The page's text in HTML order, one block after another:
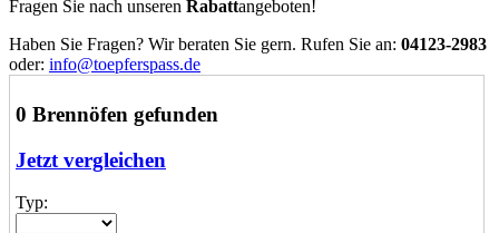
Fragen Sie nach unseren Rabattangeboten!
Haben Sie Fragen? Wir beraten Sie gern. Rufen Sie an: 04123-2983
oder: info@toepferspass.de
0 Brennöfen gefunden
Jetzt vergleichen
Typ: